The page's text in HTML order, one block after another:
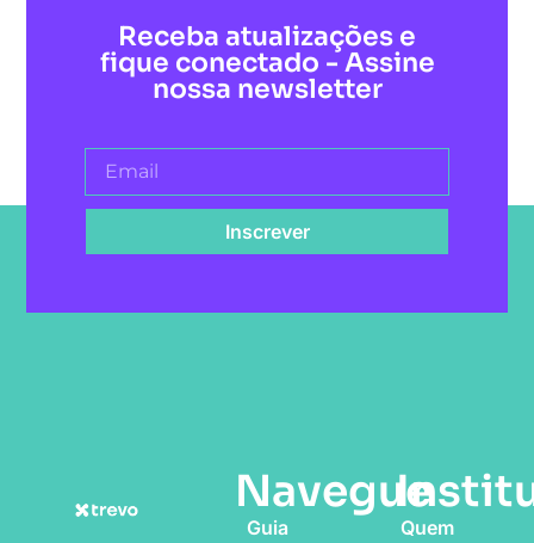
Receba atualizações e
fique conectado - Assine
nossa newsletter
Inscrever
Navegue
Guia
Quem